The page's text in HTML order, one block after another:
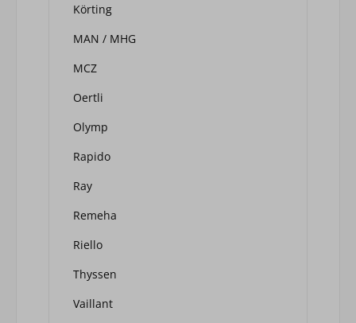
Körting
MAN / MHG
MCZ
Oertli
Olymp
Rapido
Ray
Remeha
Riello
Thyssen
Vaillant